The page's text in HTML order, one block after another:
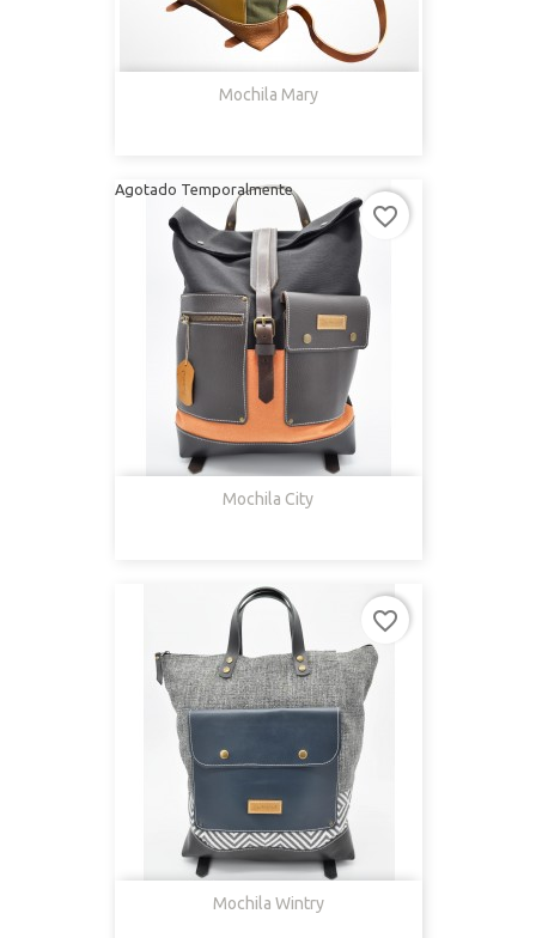
Mochila Mary
Mochila City
Agotado Temporalmente
favorite_border
Mochila Wintry
favorite_border